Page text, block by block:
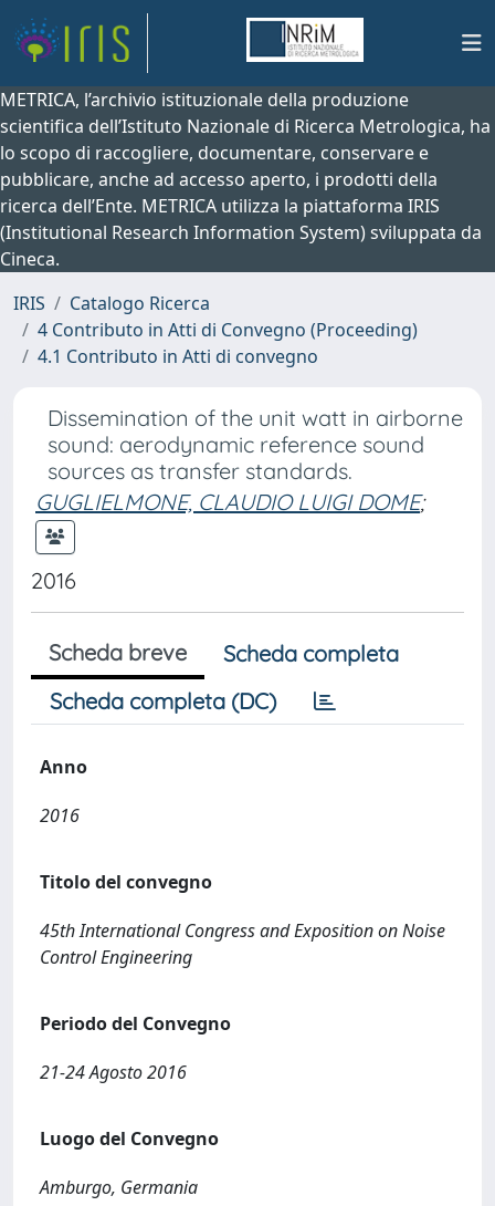
METRICA, l’archivio istituzionale della produzione
scientifica dell’Istituto Nazionale di Ricerca Metrologica, ha
lo scopo di raccogliere, documentare, conservare e
pubblicare, anche ad accesso aperto, i prodotti della
ricerca dell’Ente. METRICA utilizza la piattaforma IRIS
(Institutional Research Information System) sviluppata da
Cineca.
IRIS
Catalogo Ricerca
4 Contributo in Atti di Convegno (Proceeding)
4.1 Contributo in Atti di convegno
Dissemination of the unit watt in airborne
sound: aerodynamic reference sound
sources as transfer standards.
GUGLIELMONE, CLAUDIO LUIGI DOME;
2016
Scheda breve
Scheda completa
Scheda completa (DC)
Anno
2016
Titolo del convegno
45th International Congress and Exposition on Noise
Control Engineering
Periodo del Convegno
21-24 Agosto 2016
Luogo del Convegno
Amburgo, Germania